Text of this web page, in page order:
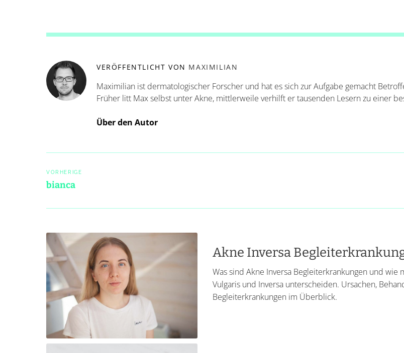
VERÖFFENTLICHT VON MAXIMILIAN
Maximilian ist dermatologischer Forscher und hat es sich zur Aufgabe gemacht
Früher litt Max selbst unter Akne, mittlerweile verhilft er tausenden Lesern zu einer
Über den Autor
navigation
VORHERIGE
bianca
Akne Inversa
Was sind Akne Inversa Begleiterkrankungen und wie
Vulgaris und Inversa unterscheiden. Ursachen,
Begleiterkrankungen im Überblick.